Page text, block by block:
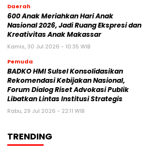
Daerah
600 Anak Meriahkan Hari Anak
Nasional 2026, Jadi Ruang Ekspresi dan
Kreativitas Anak Makassar
Kamis, 30 Jul 2026 - 10:35 WIB
Pemuda
BADKO HMI Sulsel Konsolidasikan
Rekomendasi Kebijakan Nasional,
Forum Dialog Riset Advokasi Publik
Libatkan Lintas Institusi Strategis
Rabu, 29 Jul 2026 - 22:11 WIB
TRENDING